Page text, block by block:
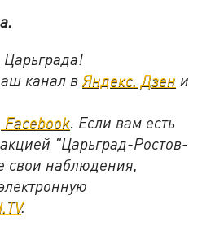
канал вЯндекс. Дзен и
Facebook. Если вам есть
"Царьград-Ростов-
свои наблюдения,
.